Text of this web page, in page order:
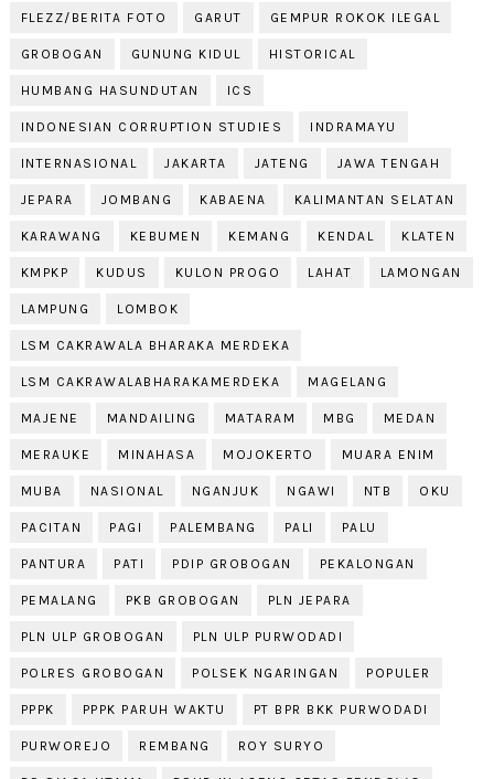
FLEZZ/BERITA FOTO GARUT GEMPUR ROKOK ILEGAL
GROBOGAN GUNUNG KIDUL HISTORICAL
HUMBANG HASUNDUTAN ICS
INDONESIAN CORRUPTION STUDIES INDRAMAYU
INTERNASIONAL JAKARTA JATENG JAWA TENGAH
JEPARA JOMBANG KABAENA KALIMANTAN SELATAN
KARAWANG KEBUMEN KEMANG KENDAL KLATEN
KMPKP KUDUS KULON PROGO LAHAT LAMONGAN
LAMPUNG LOMBOK
LSM CAKRAWALA BHARAKA MERDEKA
LSM CAKRAWALABHARAKAMERDEKA MAGELANG
MAJENE MANDAILING MATARAM MBG MEDAN
MERAUKE MINAHASA MOJOKERTO MUARA ENIM
MUBA NASIONAL NGANJUK NGAWI NTB OKU
PACITAN PAGI PALEMBANG PALI PALU
PANTURA PATI PDIP GROBOGAN PEKALONGAN
PEMALANG PKB GROBOGAN PLN JEPARA
PLN ULP GROBOGAN PLN ULP PURWODADI
POLRES GROBOGAN POLSEK NGARINGAN POPULER
PPPK PPPK PARUH WAKTU PT BPR BKK PURWODADI
PURWOREJO REMBANG ROY SURYO